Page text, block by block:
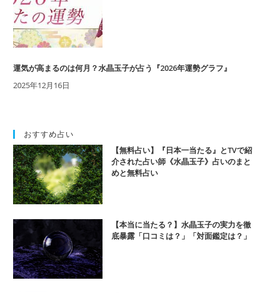
運気が高まるのは何月？水晶玉子が占う『2026年運勢グラフ』
2025年12月16日
おすすめ占い
【無料占い】『日本一当たる』とTVで紹
介された占い師《水晶玉子》占いのまと
めと無料占い
【本当に当たる？】水晶玉子の実力を徹
底暴露「口コミは？」「対面鑑定は？」